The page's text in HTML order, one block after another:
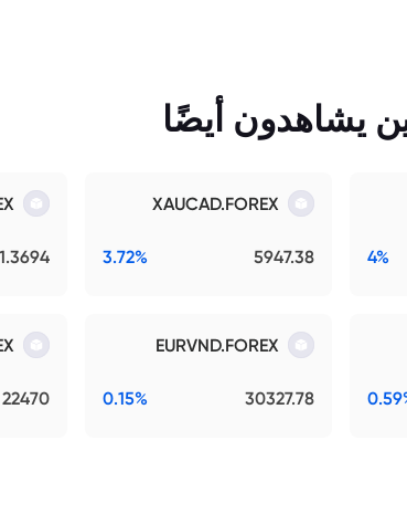
يشاهدون أيضًا
4%
XAUCAD.FOREX
5947.38
3.72%
EURVND.FOREX
30327.78
0.15%
22470